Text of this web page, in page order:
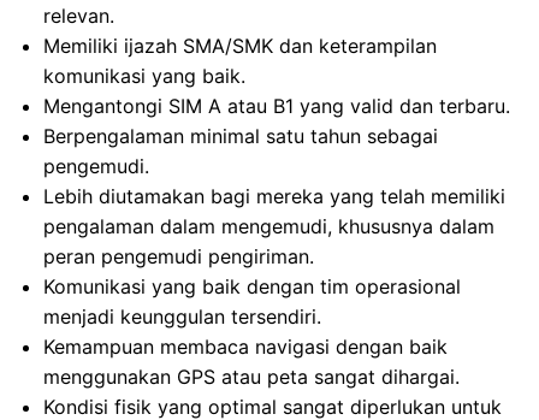
relevan.
Memiliki ijazah SMA/SMK dan keterampilan
komunikasi yang baik.
Mengantongi SIM A atau B1 yang valid dan terbaru.
Berpengalaman minimal satu tahun sebagai
pengemudi.
Lebih diutamakan bagi mereka yang telah memiliki
pengalaman dalam mengemudi, khususnya dalam
peran pengemudi pengiriman.
Komunikasi yang baik dengan tim operasional
menjadi keunggulan tersendiri.
Kemampuan membaca navigasi dengan baik
menggunakan GPS atau peta sangat dihargai.
Kondisi fisik yang optimal sangat diperlukan untuk